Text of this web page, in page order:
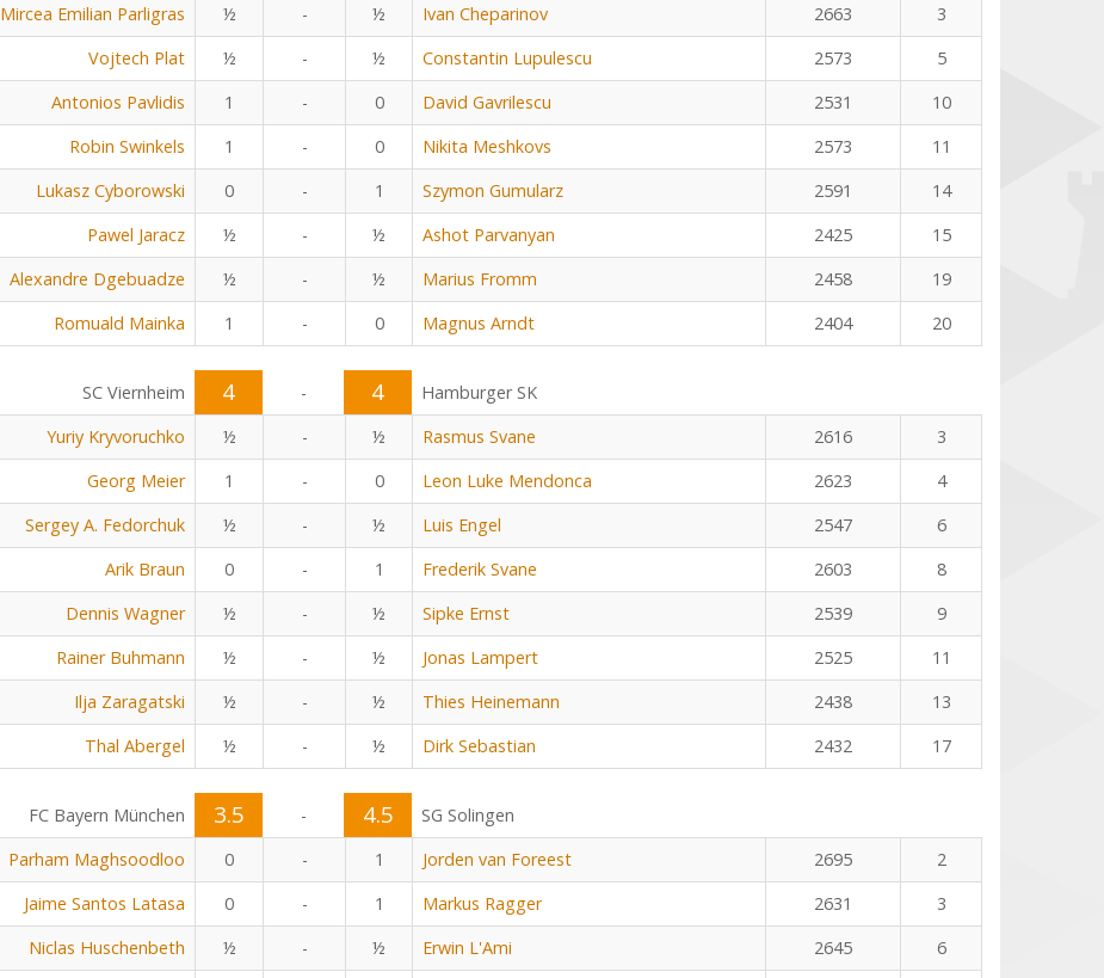
Mircea Emilian Parligras ½ - ½ Ivan Cheparinov 2663
3
Vojtech Plat ½ - ½ Constantin Lupulescu 2573
5
Antonios Pavlidis 1 - 0 David Gavrilescu 2531
10
Robin Swinkels 1 - 0 Nikita Meshkovs 2573
11
Lukasz Cyborowski 0 - 1 Szymon Gumularz 2591
14
Pawel Jaracz ½ - ½ Ashot Parvanyan 2425
15
Alexandre Dgebuadze ½ - ½ Marius Fromm 2458
19
Romuald Mainka 1 - 0 Magnus Arndt 2404 20
SC Viernheim 4 - 4
Hamburger SK
Yuriy Kryvoruchko ½ - ½ Rasmus Svane 2616
3
Georg Meier 1 - 0 Leon Luke Mendonca 2623
4
Sergey A. Fedorchuk ½ - ½ Luis Engel 2547
6
Arik Braun 0 - 1 Frederik Svane 2603
8
Dennis Wagner ½ - ½ Sipke Ernst 2539
9
Rainer Buhmann ½ - ½ Jonas Lampert 2525
11
Ilja Zaragatski ½ - ½ Thies Heinemann 2438
13
Thal Abergel ½ - ½ Dirk Sebastian 2432 17
FC Bayern München 3.5 - 4.5
SG Solingen
Parham Maghsoodloo 0 - 1 Jorden van Foreest 2695
2
Jaime Santos Latasa 0 - 1 Markus Ragger 2631
3
Niclas Huschenbeth ½ - ½ Erwin L'Ami 2645
6